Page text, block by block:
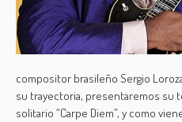
compositor brasileño Sergio
su trayectoria, presentaremos su
solitario “Carpe Diem”, y como